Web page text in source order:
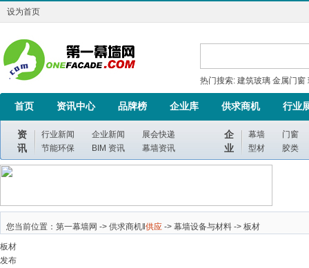
设为首页
热门搜索: 建筑玻璃 金属门窗
首页 资讯中心 品牌榜 企业库 供求商机 行业
资
讯
行业新闻 企业新闻
展会快递
节能环保
BIM 资讯 幕墙资讯
企
业
幕墙
门窗
型材
胶类
您当前位置：第一幕墙网 -> 供求商机 供应 -> 幕墙设备与材料 -> 板材
板材
发布